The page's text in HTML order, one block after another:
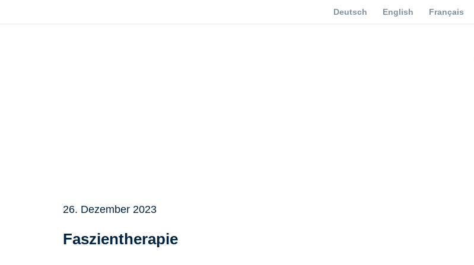
Deutsch English Français
26. Dezember 2023
Faszientherapie